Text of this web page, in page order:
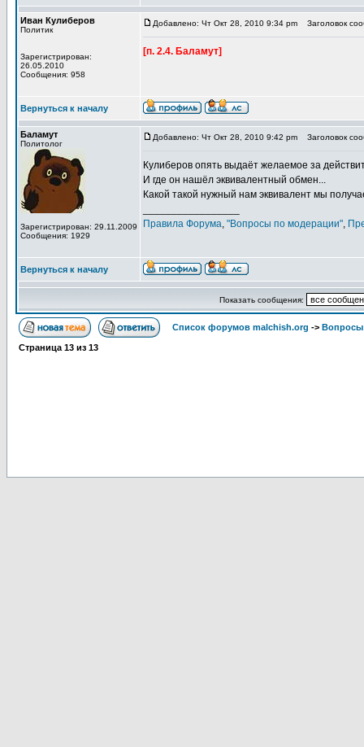
Иван Кулиберов
Политик
Зарегистрирован:
26.05.2010
Сообщения: 958
Добавлено: Чт Окт 28, 2010 9:34 pm Заголовок
[п. 2.4. Баламут]
Вернуться к началу
Баламут
Политолог
Зарегистрирован: 29.11.2009
Сообщения: 1929
Добавлено: Чт Окт 28, 2010 9:42 pm Заголовок
Кулиберов опять выдаёт желаемое за
И где он нашёл эквивалентный обмен...
Какой такой нужный нам эквивалент мы
Правила Форума, "Вопросы по модерации",
Вернуться к началу
Показать сообщения:
Список форумов malchish.org -> Вопросы
Страница 13 из 13